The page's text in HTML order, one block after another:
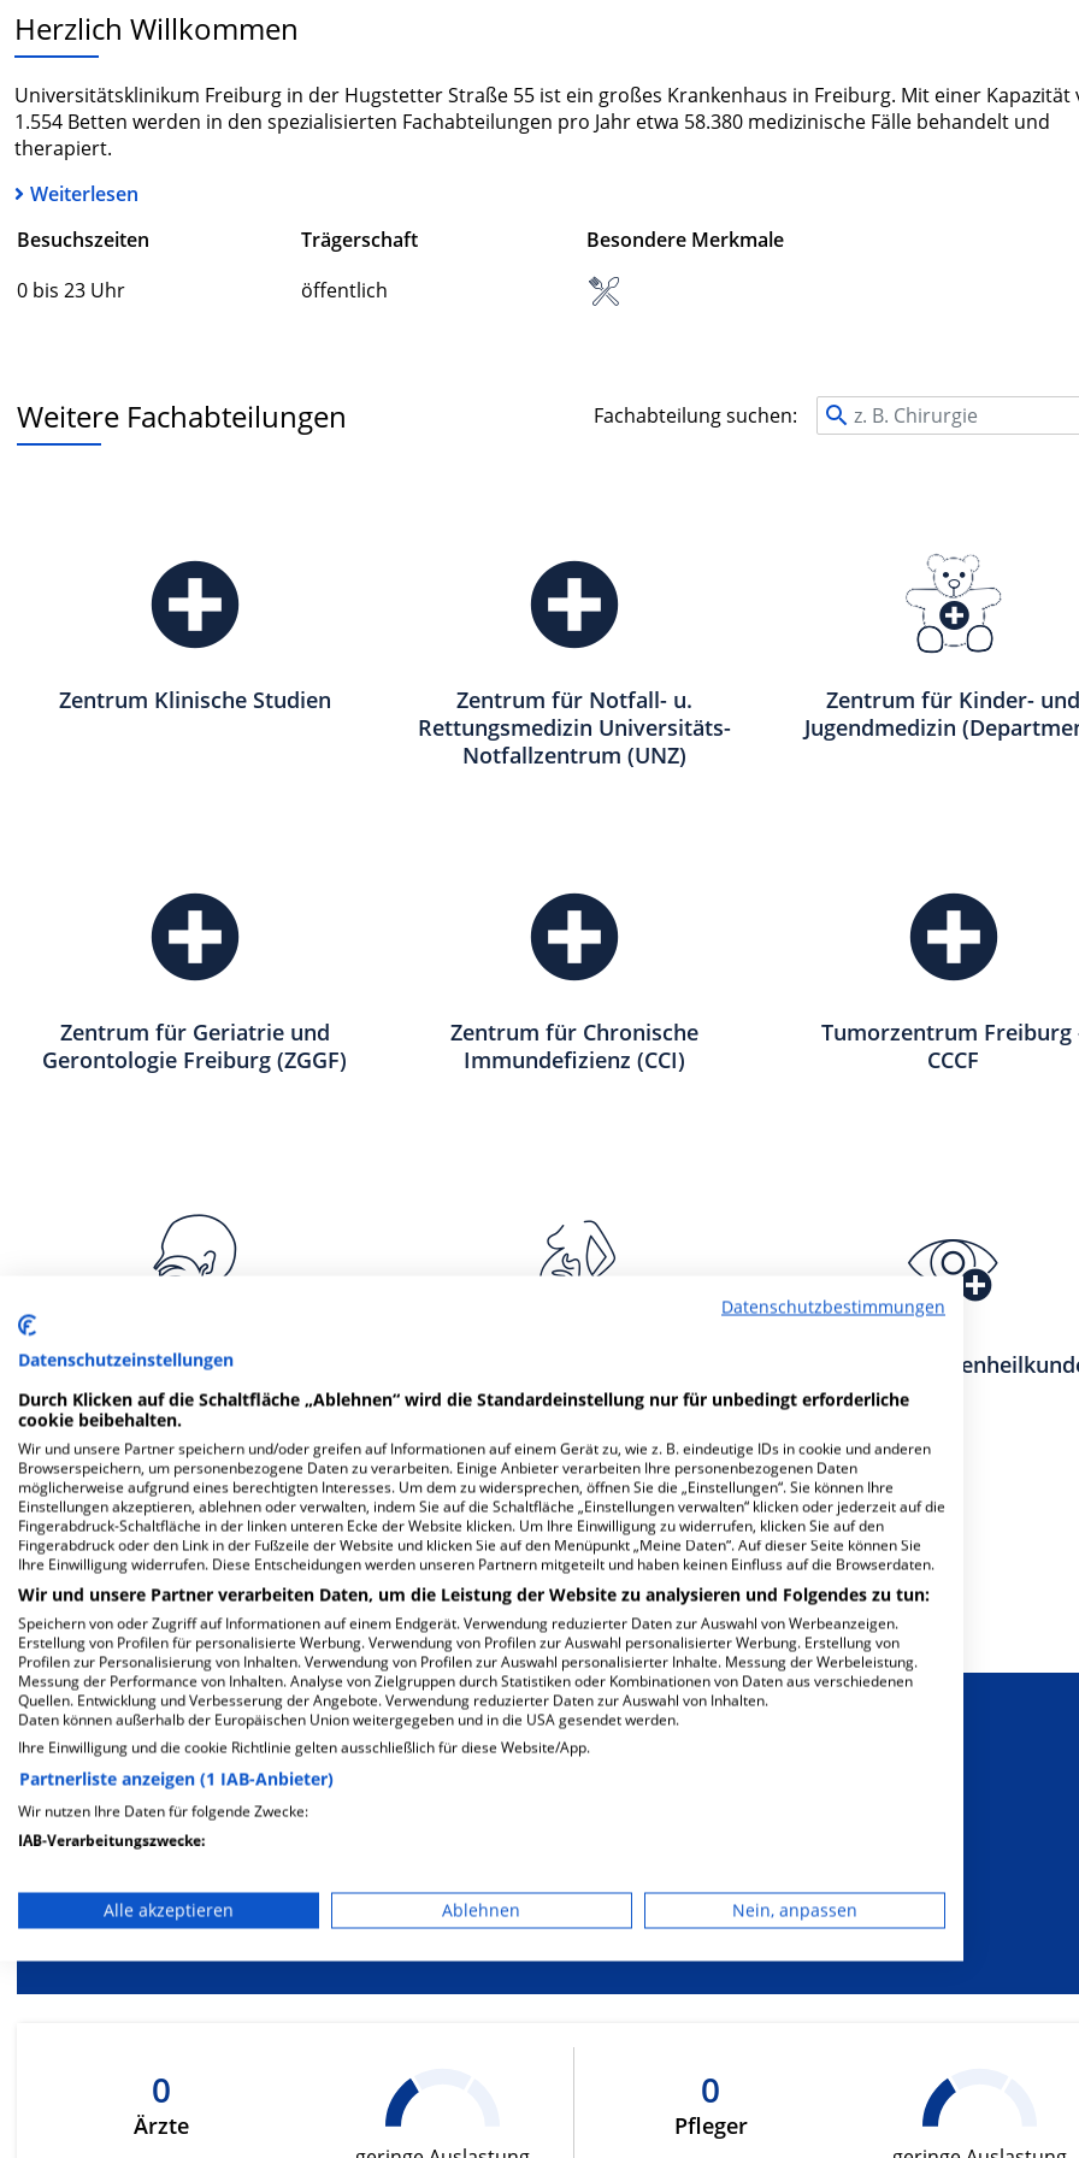
Herzlich Willkommen
Universitätsklinikum Freiburg in der Hugstetter Straße 55 ist ein großes Krankenhaus in Freiburg. Mit einer Kapazität
1.554 Betten werden in den spezialisierten Fachabteilungen pro Jahr etwa 58.380 medizinische Fälle behandelt und
therapiert.
Weiterlesen
Besuchszeiten
0 bis 23 Uhr
Trägerschaft
öffentlich
Besondere Merkmale
Weitere Fachabteilungen Fachabteilung suchen:
Zentrum Klinische Studien
Zentrum für Notfall- u.
Rettungsmedizin Universitäts-
Notfallzentrum (UNZ)
Zentrum für Kinder-
Jugendmedizin
Zentrum für Geriatrie und
Gerontologie Freiburg (ZGGF)
Zentrum für Chronische
Immundefizienz (CCI)
Tumorzentrum Freiburg
CCCF
Klinik für Hals-, Nasen- und
Ohrenheilkunde
Klinik für
WeitereFachabteilungen 39
Mehr Informationen
Besondere Merkmale
besonderem
Ernährungsbedarf
0
Ärzte
0
Pfleger
Datenschutzbestimmungen
Datenschutzeinstellungen
Durch Klicken auf die Schaltfläche „Ablehnen“ wird die Standardeinstellung nur für unbedingt erforderliche
cookie beibehalten.
Wir und unsere Partner speichern und/oder greifen auf Informationen auf einem Gerät zu, wie z. B. eindeutige IDs in cookie und anderen
Browserspeichern, um personenbezogene Daten zu verarbeiten. Einige Anbieter verarbeiten Ihre personenbezogenen Daten
möglicherweise aufgrund eines berechtigten Interesses. Um dem zu widersprechen, öffnen Sie die „Einstellungen“. Sie können Ihre
Einstellungen akzeptieren, ablehnen oder verwalten, indem Sie auf die Schaltfläche „Einstellungen verwalten“ klicken oder jederzeit auf die
Fingerabdruck-Schaltfläche in der linken unteren Ecke der Website klicken. Um Ihre Einwilligung zu widerrufen, klicken Sie auf den
Fingerabdruck oder den Link in der Fußzeile der Website und klicken Sie auf den Menüpunkt „Meine Daten“. Auf dieser Seite können Sie
Ihre Einwilligung widerrufen. Diese Entscheidungen werden unseren Partnern mitgeteilt und haben keinen Einfluss auf die Browserdaten.
Wir und unsere Partner verarbeiten Daten, um die Leistung der Website zu analysieren und Folgendes zu tun:
Speichern von oder Zugriff auf Informationen auf einem Endgerät. Verwendung reduzierter Daten zur Auswahl von Werbeanzeigen.
Erstellung von Profilen für personalisierte Werbung. Verwendung von Profilen zur Auswahl personalisierter Werbung. Erstellung von
Profilen zur Personalisierung von Inhalten. Verwendung von Profilen zur Auswahl personalisierter Inhalte. Messung der Werbeleistung.
Messung der Performance von Inhalten. Analyse von Zielgruppen durch Statistiken oder Kombinationen von Daten aus verschiedenen
Quellen. Entwicklung und Verbesserung der Angebote. Verwendung reduzierter Daten zur Auswahl von Inhalten.
Daten können außerhalb der Europäischen Union weitergegeben und in die USA gesendet werden.
Ihre Einwilligung und die cookie Richtlinie gelten ausschließlich für diese Website/App.
Partnerliste anzeigen (1 IAB-Anbieter)
Wir nutzen Ihre Daten für folgende Zwecke:
IAB-Verarbeitungszwecke:
Verwendung reduzierter Daten zur Auswahl von Werbeanzeigen
Erstellung von Profilen zur Personalisierung von Inhalten
Verwendung von Profilen zur Auswahl personalisierter Inhalte
Alle akzeptieren Ablehnen Nein, anpassen